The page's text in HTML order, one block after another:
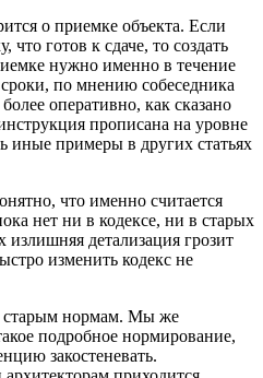
о приемке объекта. Если
что готов к сдаче, то создать
нужно именно в течение
по мнению собеседника
оперативно, как сказано
прописана на уровне
иные примеры в других статьях
что именно считается
нет ни в кодексе, ни в старых
излишняя детализация грозит
изменить кодекс не
старым нормам. Мы же
подробное нормирование,
закостеневать.